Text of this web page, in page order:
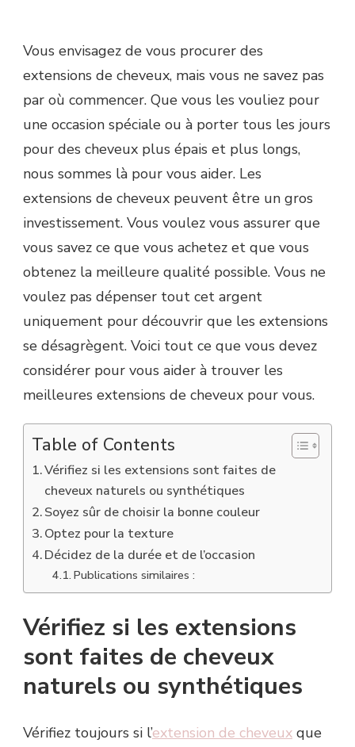
Vous envisagez de vous procurer des
extensions de cheveux, mais vous ne savez pas
par où commencer. Que vous les vouliez pour
une occasion spéciale ou à porter tous les jours
pour des cheveux plus épais et plus longs,
nous sommes là pour vous aider. Les
extensions de cheveux peuvent être un gros
investissement. Vous voulez vous assurer que
vous savez ce que vous achetez et que vous
obtenez la meilleure qualité possible. Vous ne
voulez pas dépenser tout cet argent
uniquement pour découvrir que les extensions
se désagrègent. Voici tout ce que vous devez
considérer pour vous aider à trouver les
meilleures extensions de cheveux pour vous.
Table of Contents
Vérifiez si les extensions sont faites de
cheveux naturels ou synthétiques
Soyez sûr de choisir la bonne couleur
Optez pour la texture
Décidez de la durée et de l’occasion
Publications similaires :
Vérifiez si les extensions
sont faites de cheveux
naturels ou synthétiques
Vérifiez toujours si l’extension de cheveux que